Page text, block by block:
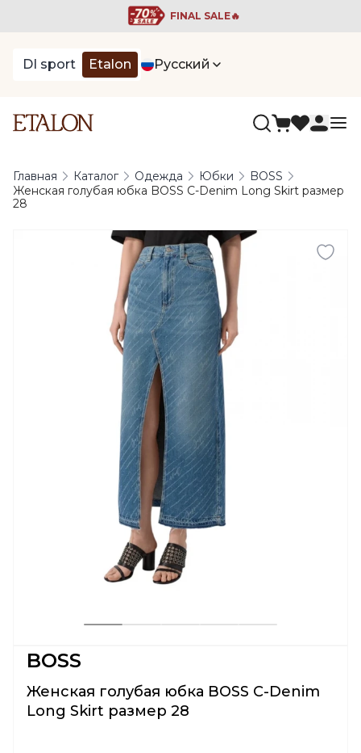
FINAL SALE🔥
DI sport Etalon Русский
Главная Каталог Одежда Юбки
BOSS
Женская голубая юбка BOSS C-Denim Long Skirt размер
28
BOSS
Женская голубая юбка BOSS C-Denim
Long Skirt размер 28